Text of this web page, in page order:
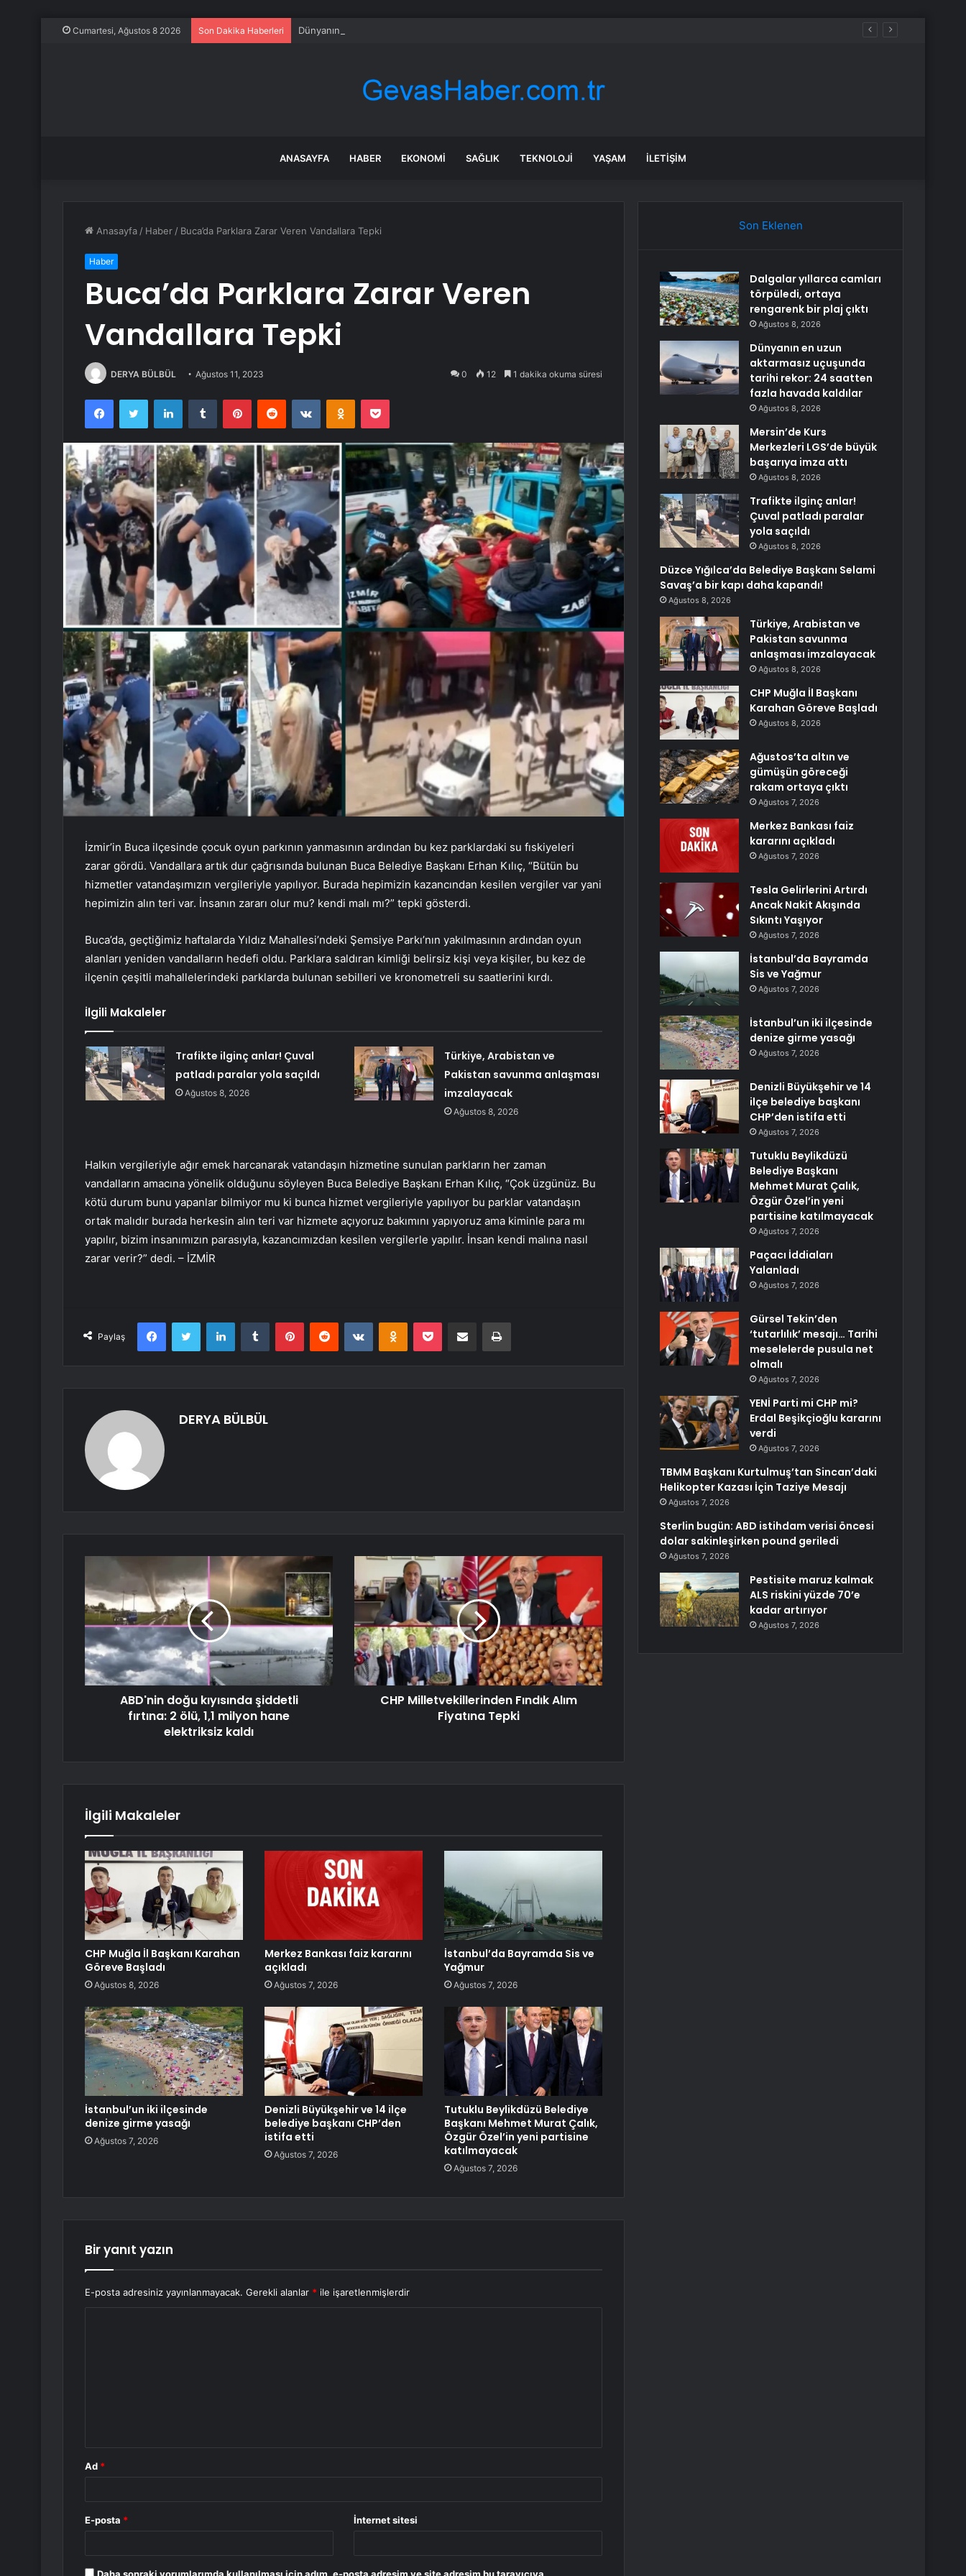
Cumartesi, Ağustos 8 2026 Son Dakika Haberleri Dünyanın en uzun aktarmasız uçuşunda tarihi rekor: 24 saatten fazla havada kaldılar
ANASAYFA HABER EKONOMI SAĞLIK TEKNOLOJI YAŞAM İLETIŞIM
Anasayfa / Haber / Buca’da Parklara Zarar Veren Vandallara Tepki
Haber
Buca’da Parklara Zarar Veren
Vandallara Tepki
DERYA BÜLBÜL Ağustos 11, 2023 0 12 1 dakika okuma süresi
FacebookTwitter LinkedInTumblr PinterestReddit VKontakteOdnoklassniki
Pocket
İzmir’in Buca ilçesinde çocuk oyun parkının yanmasının ardından bu kez parklardaki su fıskiyeleri
zarar gördü. Vandallara artık dur çağrısında bulunan Buca Belediye Başkanı Erhan Kılıç, “Bütün bu
hizmetler vatandaşımızın vergileriyle yapılıyor. Burada hepimizin kazancından kesilen vergiler var yani
hepimizin alın teri var. İnsanın zararı olur mu? kendi malı mı?” tepki gösterdi.
Buca’da, geçtiğimiz haftalarda Yıldız Mahallesi’ndeki Şemsiye Parkı’nın yakılmasının ardından oyun
alanları yeniden vandalların hedefi oldu. Parklara saldıran kimliği belirsiz kişi veya kişiler, bu kez de
ilçenin çeşitli mahallelerindeki parklarda bulunan sebilleri ve kronometreli su saatlerini kırdı.
İlgili Makaleler
Trafikte ilginç anlar! Çuval
patladı paralar yola saçıldı
Ağustos 8, 2026
Türkiye, Arabistan ve
Pakistan savunma anlaşması
imzalayacak
Ağustos 8, 2026
Halkın vergileriyle ağır emek harcanarak vatandaşın hizmetine sunulan parkların her zaman
vandalların amacına yönelik olduğunu söyleyen Buca Belediye Başkanı Erhan Kılıç, “Çok üzgünüz. Bu
kötü durum bunu yapanlar bilmiyor mu ki bunca hizmet vergileriyle yapılıyor bu parklar vatandaşın
ortak malıdır burada herkesin alın teri var hizmete açıyoruz bakımını yapıyoruz ama kiminle para mı
yapılır, bizim insanımızın parasıyla, kazancımızdan kesilen vergilerle yapılır. İnsan kendi malına nasıl
zarar verir?” dedi. – İZMİR
Paylaş
FacebookTwitter LinkedInTumblr PinterestReddit VKontakteOdnoklassniki
Pocket E-Posta ile paylaş Yazdır
DERYA BÜLBÜL
ABD'nin doğu kıyısında şiddetli
fırtına: 2 ölü, 1,1 milyon hane
elektriksiz kaldı
CHP Milletvekillerinden Fındık Alım
Fiyatına Tepki
İlgili Makaleler
CHP Muğla İl Başkanı Karahan
Göreve Başladı
Ağustos 8, 2026
Merkez Bankası faiz kararını
açıkladı
Ağustos 7, 2026
İstanbul’da Bayramda Sis ve
Yağmur
Ağustos 7, 2026
İstanbul’un iki ilçesinde
denize girme yasağı
Ağustos 7, 2026
Denizli Büyükşehir ve 14 ilçe
belediye başkanı CHP’den
istifa etti
Ağustos 7, 2026
Tutuklu Beylikdüzü Belediye
Başkanı Mehmet Murat Çalık,
Özgür Özel’in yeni partisine
katılmayacak
Ağustos 7, 2026
Bir yanıt yazın
E-posta adresiniz yayınlanmayacak. Gerekli alanlar * ile işaretlenmişlerdir
Ad *
E-posta * İnternet sitesi
Son Eklenen
Dalgalar yıllarca camları
törpüledi, ortaya
rengarenk bir plaj çıktı
Ağustos 8, 2026
Dünyanın en uzun
aktarmasız uçuşunda
tarihi rekor: 24 saatten
fazla havada kaldılar
Ağustos 8, 2026
Mersin’de Kurs
Merkezleri LGS’de büyük
başarıya imza attı
Ağustos 8, 2026
Trafikte ilginç anlar!
Çuval patladı paralar
yola saçıldı
Ağustos 8, 2026
Düzce Yığılca’da Belediye Başkanı Selami
Savaş’a bir kapı daha kapandı!
Ağustos 8, 2026
Türkiye, Arabistan ve
Pakistan savunma
anlaşması imzalayacak
Ağustos 8, 2026
CHP Muğla İl Başkanı
Karahan Göreve Başladı
Ağustos 8, 2026
Ağustos’ta altın ve
gümüşün göreceği
rakam ortaya çıktı
Ağustos 7, 2026
Merkez Bankası faiz
kararını açıkladı
Ağustos 7, 2026
Tesla Gelirlerini Artırdı
Ancak Nakit Akışında
Sıkıntı Yaşıyor
Ağustos 7, 2026
İstanbul’da Bayramda
Sis ve Yağmur
Ağustos 7, 2026
İstanbul’un iki ilçesinde
denize girme yasağı
Ağustos 7, 2026
Denizli Büyükşehir ve 14
ilçe belediye başkanı
CHP’den istifa etti
Ağustos 7, 2026
Tutuklu Beylikdüzü
Belediye Başkanı
Mehmet Murat Çalık,
Özgür Özel’in yeni
partisine katılmayacak
Ağustos 7, 2026
Paçacı İddiaları
Yalanladı
Ağustos 7, 2026
Gürsel Tekin’den
‘tutarlılık’ mesajı… Tarihi
meselelerde pusula net
olmalı
Ağustos 7, 2026
YENİ Parti mi CHP mi?
Erdal Beşikçioğlu kararını
verdi
Ağustos 7, 2026
TBMM Başkanı Kurtulmuş’tan Sincan’daki
Helikopter Kazası İçin Taziye Mesajı
Ağustos 7, 2026
Sterlin bugün: ABD istihdam verisi öncesi
dolar sakinleşirken pound geriledi
Ağustos 7, 2026
Pestisite maruz kalmak
ALS riskini yüzde 70’e
kadar artırıyor
Ağustos 7, 2026